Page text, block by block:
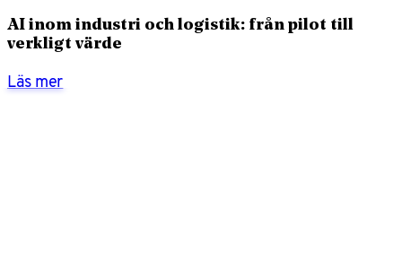
AI inom industri och logistik: från pilot till
verkligt värde
Läs mer